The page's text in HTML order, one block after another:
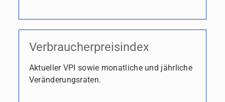
Verbraucherpreisindex
Aktueller VPI sowie monatliche und jährliche
Veränderungsraten.